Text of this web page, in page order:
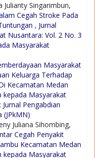
Julianty Singarimbun,
Cegah Stroke Pada
, Jurnal
Nusantara: Vol. 2 No. 3
Masyarakat
Masyarakat
Keluarga Terhadap
Kecamatan Medan
kepada Masyarakat
Pengabdian
(JPkMN)
Juliana Sihombing,
Cegah Penyakit
Kecamatan Medan
kepada Masyarakat